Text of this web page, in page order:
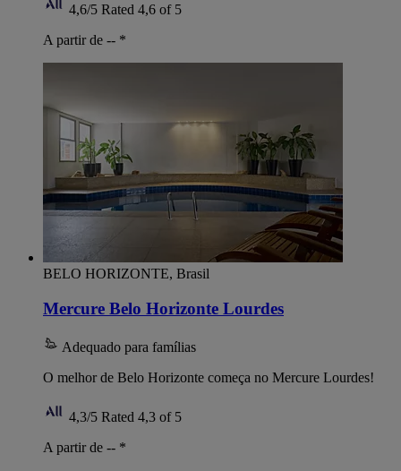
4,6/5 Rated 4,6 of 5
A partir de -- *
BELO HORIZONTE, Brasil
Mercure Belo Horizonte Lourdes
Adequado para famílias
O melhor de Belo Horizonte começa no Mercure Lourdes!
4,3/5 Rated 4,3 of 5
A partir de -- *